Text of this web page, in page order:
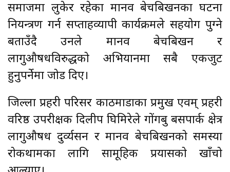
समाजमा लुकेर रहेका मानव बेचबिखनका घटना
नियन्त्रण गर्न सप्ताहव्यापी कार्यक्रमले सहयोग पुग्ने
बताउँदै उनले मानव बेचबिखन र
लागुऔषधविरुद्धको अभियानमा सबै एकजुट
हुनुपर्नेमा जोड दिए।
जिल्ला प्रहरी परिसर काठमाडौँका प्रमुख एवम् प्रहरी
वरिष्ठ उपरीक्षक दिलीप घिमिरेले गोंगबु बसपार्क क्षेत्र
लागुऔषध दुर्व्यसन र मानव बेचबिखनको समस्या
रोकथामका लागि सामूहिक प्रयासको खाँचो